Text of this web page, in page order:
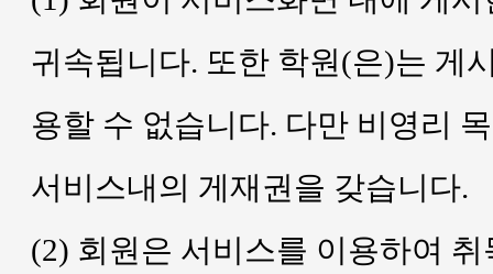
귀속됩니다. 또한 학원(은)는 게
용할 수 없습니다. 다만 비영리
서비스내의 게재권을 갖습니다.
(2) 회원은 서비스를 이용하여